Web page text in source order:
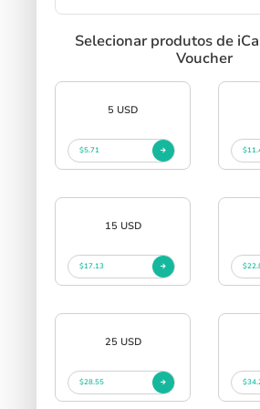
Selecionar produtos de
Voucher
5 USD
$5.71
15 USD
$17.13
25 USD
$28.55